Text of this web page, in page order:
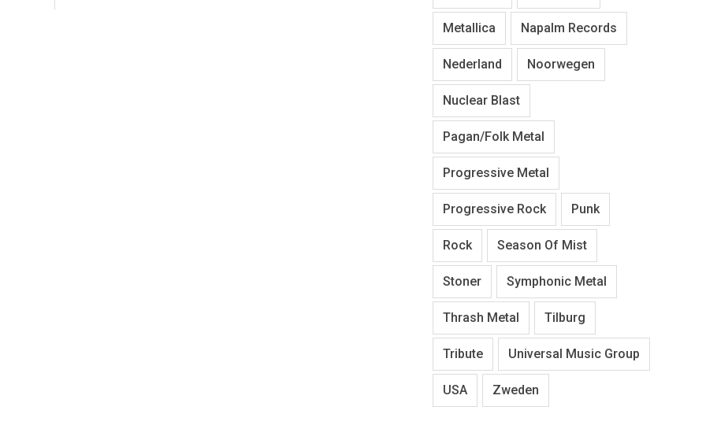
Metallica Napalm Records
Nederland Noorwegen
Nuclear Blast
Pagan/Folk Metal
Progressive Metal
Progressive Rock Punk
Rock Season Of Mist
Stoner Symphonic Metal
Thrash Metal Tilburg
Tribute Universal Music Group
USA Zweden